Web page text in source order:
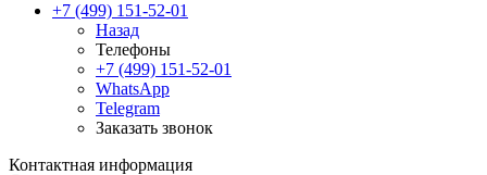
+7 (499) 151-52-01
Назад
Телефоны
+7 (499) 151-52-01
WhatsApp
Telegram
Заказать звонок
Контактная информация